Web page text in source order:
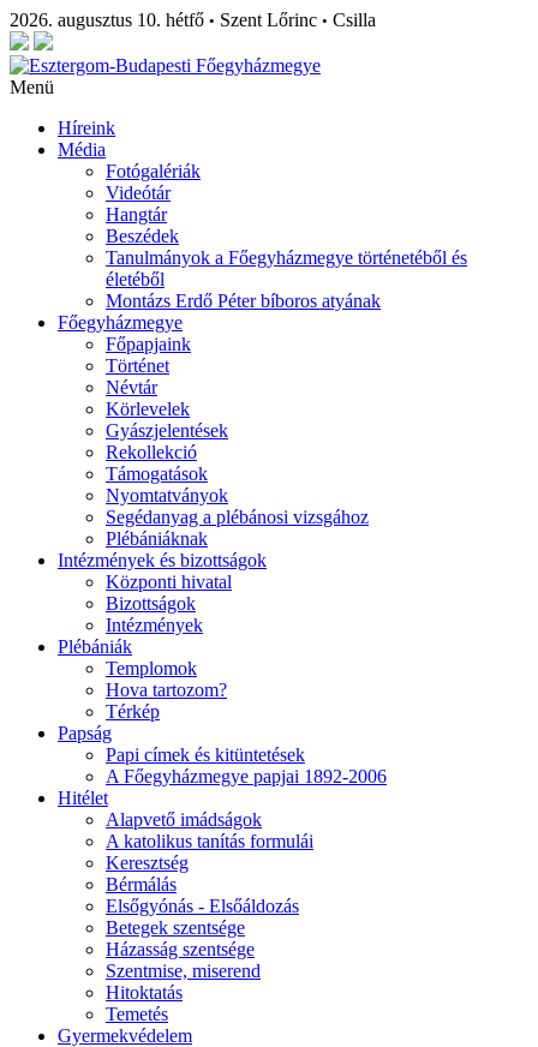
2026. augusztus 10. hétfő • Szent Lőrinc • Csilla
Menü
Híreink
Média
Fotógalériák
Videótár
Hangtár
Beszédek
Tanulmányok a Főegyházmegye történetéből és
életéből
Montázs Erdő Péter bíboros atyának
Főegyházmegye
Főpapjaink
Történet
Névtár
Körlevelek
Gyászjelentések
Rekollekció
Támogatások
Nyomtatványok
Segédanyag a plébánosi vizsgához
Plébániáknak
Intézmények és bizottságok
Központi hivatal
Bizottságok
Intézmények
Plébániák
Templomok
Hova tartozom?
Térkép
Papság
Papi címek és kitüntetések
A Főegyházmegye papjai 1892-2006
Hitélet
Alapvető imádságok
A katolikus tanítás formulái
Keresztség
Bérmálás
Elsőgyónás - Elsőáldozás
Betegek szentsége
Házasság szentsége
Szentmise, miserend
Hitoktatás
Temetés
Gyermekvédelem